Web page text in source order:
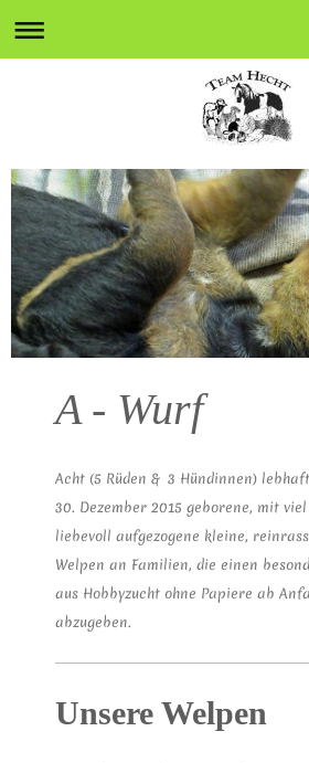
A - Wurf
Acht (5 Rüden & 3 Hündinnen)
30. Dezember 2015 geborene, mit viel
liebevoll aufgezogene kleine,
Welpen an Familien, die einen
aus Hobbyzucht ohne Papiere ab
abzugeben.
Unsere Welpen